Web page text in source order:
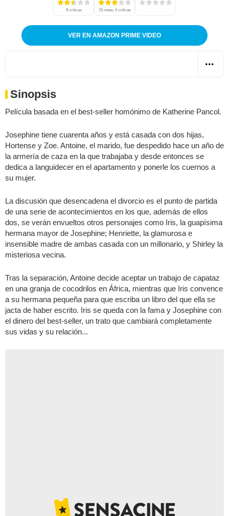
8 críticas 15 notas, 4 críticas
VER EN AMAZON PRIME VIDEO
Sinopsis
Película basada en el best-seller homónimo de Katherine Pancol.
Josephine tiene cuarenta años y está casada con dos hijas,
Hortense y Zoe. Antoine, el marido, fue despedido hace un año de
la armería de caza en la que trabajaba y desde entonces se
dedica a languidecer en el apartamento y ponerle los cuernos a
su mujer.
La discusión que desencadena el divorcio es el punto de partida
de una serie de acontecimientos en los que, además de ellos
dos, se verán envueltos otros personajes como Iris, la guapísima
hermana mayor de Josephine; Henriette, la glamurosa e
insensible madre de ambas casada con un millonario, y Shirley la
misteriosa vecina.
Tras la separación, Antoine decide aceptar un trabajo de capataz
en una granja de cocodrilos en África, mientras que Iris convence
a su hermana pequeña para que escriba un libro del que ella se
jacta de haber escrito. Iris se queda con la fama y Josephine con
el dinero del best-seller, un trato que cambiará completamente
sus vidas y su relación...